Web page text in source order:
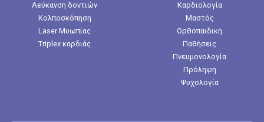
Λεύκανση δοντιών
Κολποσκόπηση
Laser Μυωπίας
Triplex καρδιάς
Καρδιολογία
Μαστός
Ορθοπαιδική
Παθήσεις
Πνευμονολογία
Πρόληψη
Ψυχολογία